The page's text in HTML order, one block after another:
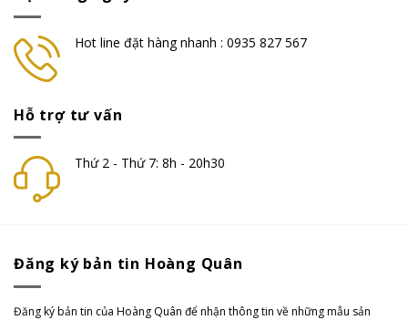
Hot line đặt hàng nhanh : 0935 827 567
Hỗ trợ tư vấn
Thứ 2 - Thứ 7: 8h - 20h30
Đăng ký bản tin Hoàng Quân
Đăng ký bản tin của Hoàng Quân để nhận thông tin về những mẫu sản